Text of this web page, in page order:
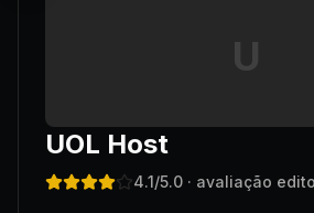
U
UOL Host
4.1/5.0 · avaliação